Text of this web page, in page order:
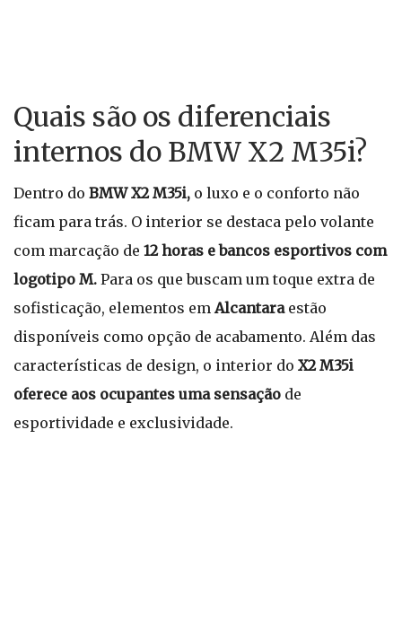
Quais são os diferenciais
internos do BMW X2 M35i?
Dentro do BMW X2 M35i, o luxo e o conforto não
ficam para trás. O interior se destaca pelo volante
com marcação de 12 horas e bancos esportivos com
logotipo M. Para os que buscam um toque extra de
sofisticação, elementos emAlcantaraestão
disponíveis como opção de acabamento. Além das
características de design, o interior do X2 M35i
oferece aos ocupantes uma sensação de
esportividade e exclusividade.